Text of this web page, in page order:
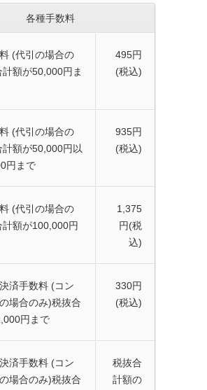
各種手数料
(代引の場合の
計額が50,000円ま
495円
(税込)
(代引の場合の
計額が50,000円以
円まで
935円
(税込)
(代引の場合の
計額が100,000円
1,375
円(税
込)
済手数料 (コン
場合のみ)税抜合
円まで
330円
(税込)
済手数料 (コン
場合のみ)税抜合
税抜合
計額の